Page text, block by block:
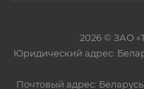
2026 © ЗАО
Юридический адрес:
Почтовый адрес: